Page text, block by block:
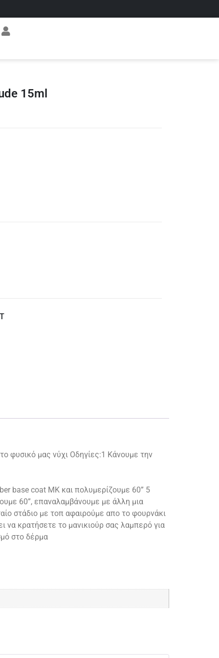
15ml
φυσικό μας νύχι Οδηγίες:1 Κάνουμε την
base coat MK και πολυμερίζουμε 60” 5
60”, επαναλαμβάνουμε με άλλη μια
στάδιο με τοπ αφαιρούμε απο το φουρνάκι
να κρατήσετε το μανικιούρ σας λαμπερό για
στο δέρμα